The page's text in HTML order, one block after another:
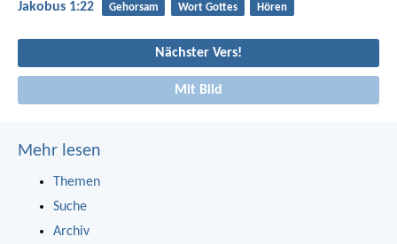
Jakobus 1:22 Gehorsam Wort Gottes Hören
Nächster Vers!
Mit Bild
Mehr lesen
Themen
Suche
Archiv